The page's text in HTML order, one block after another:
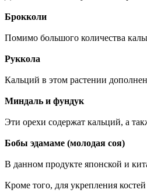
Брокколи
Помимо большого количества
Руккола
Кальций в этом растении
Миндаль и фундук
Эти орехи содержат кальций, а
Бобы эдамаме (молодая соя)
В данном продукте японской и
Кроме того, для укрепления